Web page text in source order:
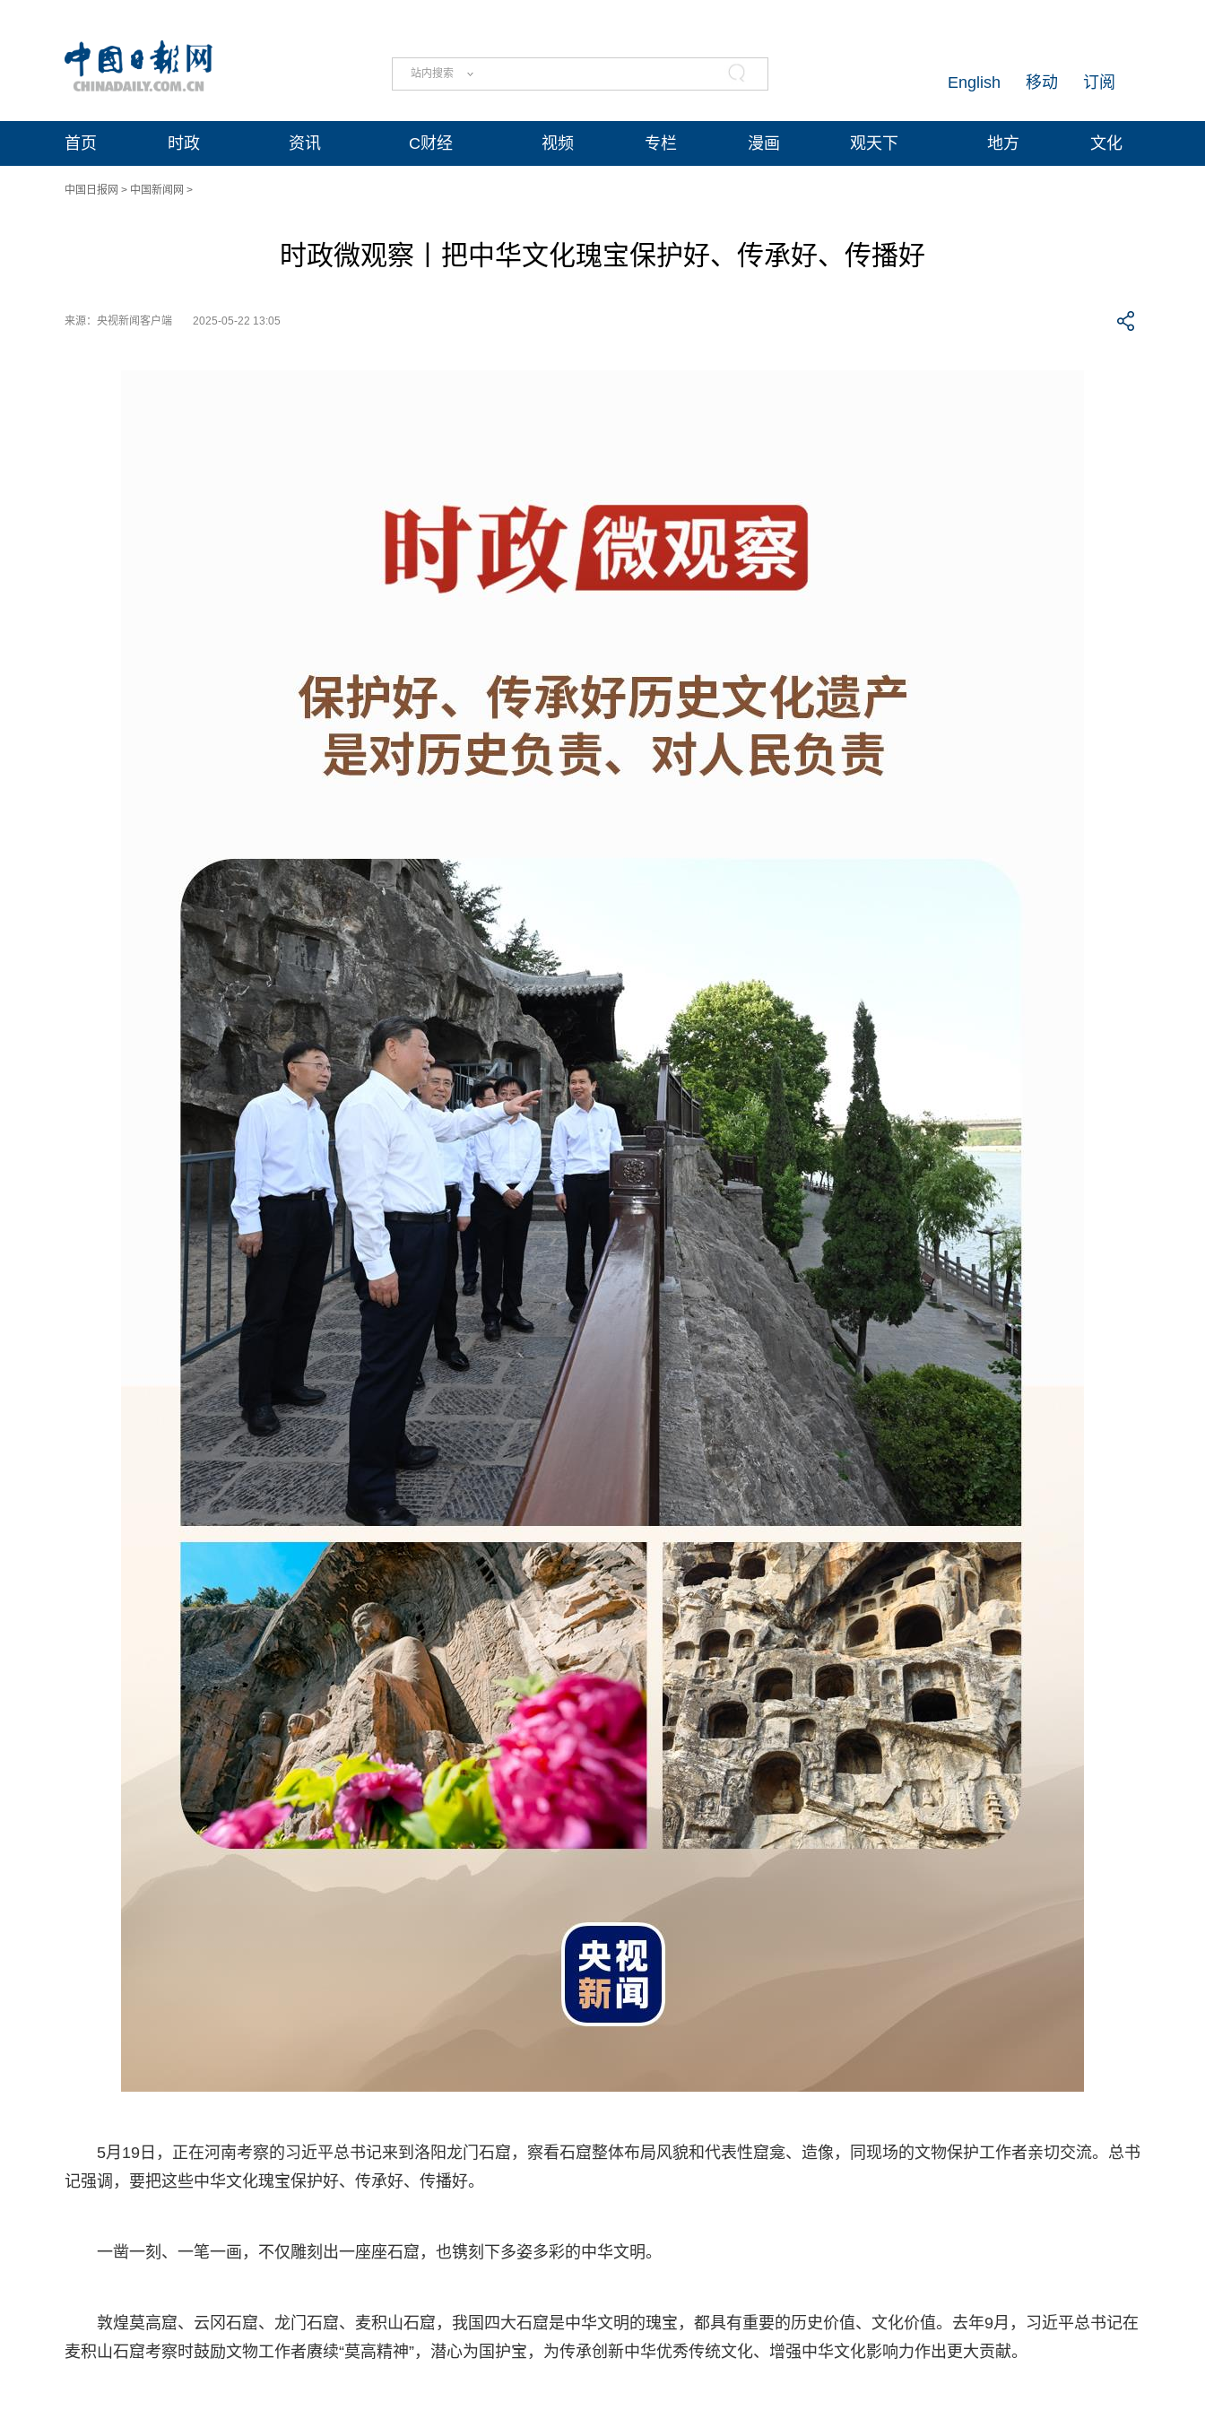
站内搜索 订阅
移动
English
首页 时政 资讯 C财经 视频 专栏 漫画 观天下 地方 文化
中国日报网 > 中国新闻网 >
时政微观察丨把中华文化瑰宝保护好、传承好、传播好
来源：央视新闻客户端 2025-05-22 13:05
5月19日，正在河南考察的习近平总书记来到洛阳龙门石窟，察看石窟整体布局风貌和代表性窟龛、造像，同现场的文物保护工作者亲切交流。总书
记强调，要把这些中华文化瑰宝保护好、传承好、传播好。
一凿一刻、一笔一画，不仅雕刻出一座座石窟，也镌刻下多姿多彩的中华文明。
敦煌莫高窟、云冈石窟、龙门石窟、麦积山石窟，我国四大石窟是中华文明的瑰宝，都具有重要的历史价值、文化价值。去年9月，习近平总书记在
麦积山石窟考察时鼓励文物工作者赓续“莫高精神”，潜心为国护宝，为传承创新中华优秀传统文化、增强中华文化影响力作出更大贡献。